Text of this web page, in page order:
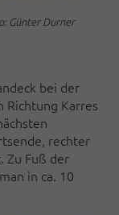
Günter Durner
bei der
Richtung Karres
rechter
Zu Fuß der
in ca. 10